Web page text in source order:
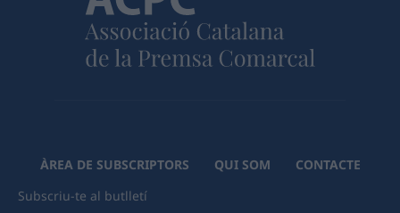
ÀREA DE SUBSCRIPTORS QUI SOM
CONTACTE
Subscriu-te al butlletí